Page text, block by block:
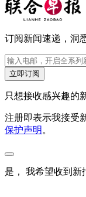
订阅新闻速递，洞
立即订阅
只想接收感兴趣的
注册即表示我接受
保护声明 。
是， 我希望收到新